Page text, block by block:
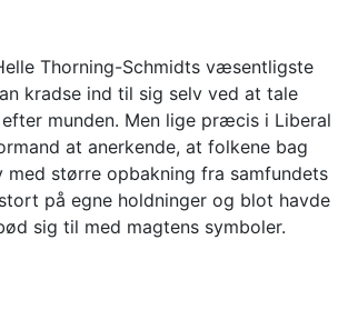
Thorning-Schmidts væsentligste
kradse ind til sig selv ved at tale
munden. Men lige præcis i Liberal
at anerkende, at folkene bag
større opbakning fra samfundets
på egne holdninger og blot havde
sig til med magtens symboler.